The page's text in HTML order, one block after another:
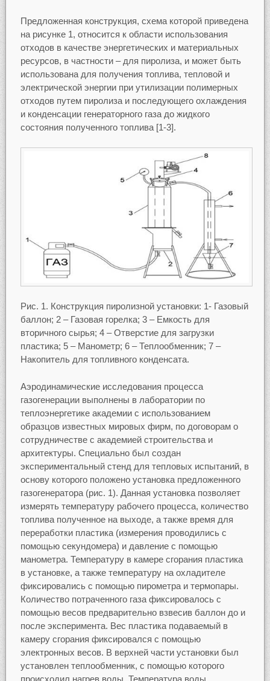
Предложенная конструкция, схема которой приведена
на рисунке 1, относится к области использования
отходов в качестве энергетических и материальных
ресурсов, в частности – для пиролиза, и может быть
использована для получения топлива, тепловой и
электрической энергии при утилизации полимерных
отходов путем пиролиза и последующего охлаждения
и конденсации генераторного газа до жидкого
состояния полученного топлива [1-3].
Рис. 1. Конструкция пиролизной установки: 1- Газовый
баллон; 2 – Газовая горелка; 3 – Емкость для
вторичного сырья; 4 – Отверстие для загрузки
пластика; 5 – Манометр; 6 – Теплообменник; 7 –
Накопитель для топливного конденсата.
Аэродинамические исследования процесса
газогенерации выполнены в лаборатории по
теплоэнергетике академии с использованием
образцов известных мировых фирм, по договорам о
сотрудничестве с академией строительства и
архитектуры. Специально был создан
экспериментальный стенд для тепловых испытаний, в
основу которого положено установка предложенного
газогенератора (рис. 1). Данная установка позволяет
измерять температуру рабочего процесса, количество
топлива полученное на выходе, а также время для
переработки пластика (измерения проводились с
помощью секундомера) и давление с помощью
манометра. Температуру в камере сгорания пластика
в установке, а также температуру на охладителе
фиксировались с помощью пирометра и термопары.
Количество потраченного газа фиксировалось с
помощью весов предварительно взвесив баллон до и
после эксперимента. Вес пластика подаваемый в
камеру сгорания фиксировался с помощью
электронных весов. В верхней части установки был
установлен теплообменник, с помощью которого
происходил нагрев воды. Температура воды